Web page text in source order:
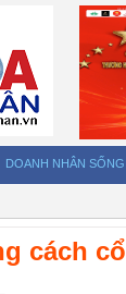
DOANH NHÂN SỐNG
cách